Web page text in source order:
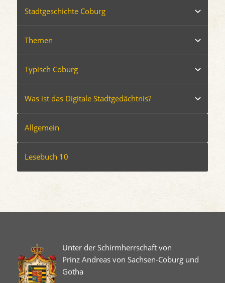
Stadtgeschichte Coburg
Themen
Typisch Coburg
Was ist das Digitale Stadtgedächtnis?
Allgemein
Lesebuch 10
Unter der Schirmherrschaft von
Prinz Andreas von Sachsen-Coburg und
Gotha